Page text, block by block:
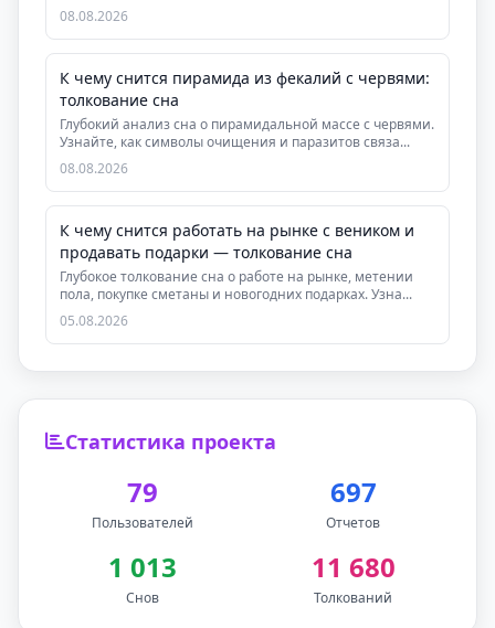
08.08.2026
К чему снится пирамида из фекалий с червями:
толкование сна
Глубокий анализ сна о пирамидальной массе с червями.
Узнайте, как символы очищения и паразитов связа...
08.08.2026
К чему снится работать на рынке с веником и
продавать подарки — толкование сна
Глубокое толкование сна о работе на рынке, метении
пола, покупке сметаны и новогодних подарках. Узна...
05.08.2026
Статистика проекта
79
Пользователей
697
Отчетов
1 013
Снов
11 680
Толкований